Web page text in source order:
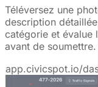
Téléversez une
description
catégorie et évalue
avant de soumettre.
app.civicspot.io/